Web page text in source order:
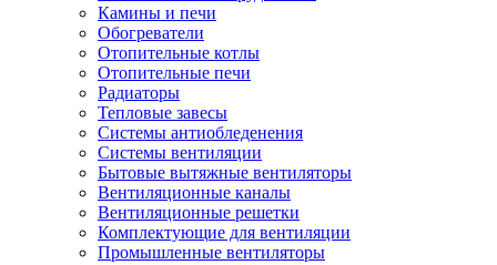
Камины и печи
Обогреватели
Отопительные котлы
Отопительные печи
Радиаторы
Тепловые завесы
Системы антиобледенения
Системы вентиляции
Бытовые вытяжные вентиляторы
Вентиляционные каналы
Вентиляционные решетки
Комплектующие для вентиляции
Промышленные вентиляторы